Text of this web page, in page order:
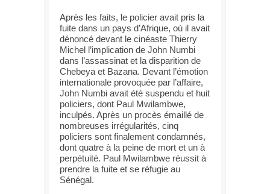
Après les faits, le policier avait pris la
fuite dans un pays d’Afrique, où il avait
dénoncé devant le cinéaste Thierry
Michel l’implication de John Numbi
dans l’assassinat et la disparition de
Chebeya et Bazana. Devant l’émotion
internationale provoquée par l’affaire,
John Numbi avait été suspendu et huit
policiers, dont Paul Mwilambwe,
inculpés. Après un procès émaillé de
nombreuses irrégularités, cinq
policiers sont finalement condamnés,
dont quatre à la peine de mort et un à
perpétuité. Paul Mwilambwe réussit à
prendre la fuite et se réfugie au
Sénégal.